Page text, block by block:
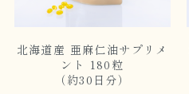
北海道産 亜麻仁油サプリメ
ント 180粒
（約30日分）